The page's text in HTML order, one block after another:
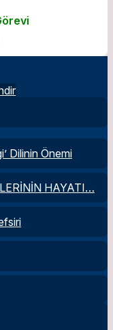
Dilinin Önemi
HAYATI…